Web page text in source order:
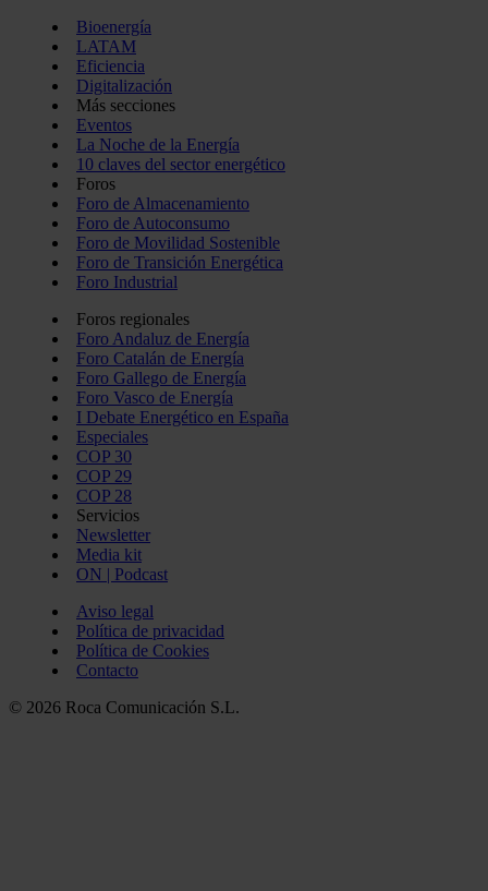
Bioenergía
LATAM
Eficiencia
Digitalización
Más secciones
Eventos
La Noche de la Energía
10 claves del sector energético
Foros
Foro de Almacenamiento
Foro de Autoconsumo
Foro de Movilidad Sostenible
Foro de Transición Energética
Foro Industrial
Foros regionales
Foro Andaluz de Energía
Foro Catalán de Energía
Foro Gallego de Energía
Foro Vasco de Energía
I Debate Energético en España
Especiales
COP 30
COP 29
COP 28
Servicios
Newsletter
Media kit
ON | Podcast
Aviso legal
Política de privacidad
Política de Cookies
Contacto
© 2026 Roca Comunicación S.L.